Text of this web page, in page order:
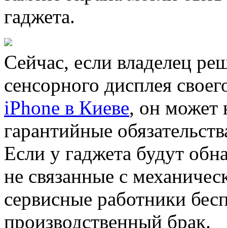
гаджета.
Сейчас, если владелец
сенсорного дисплея
iPhone в Киеве, он может
гарантийные
Если у гаджета будут
не связанные с
сервисные работники
производственный брак.